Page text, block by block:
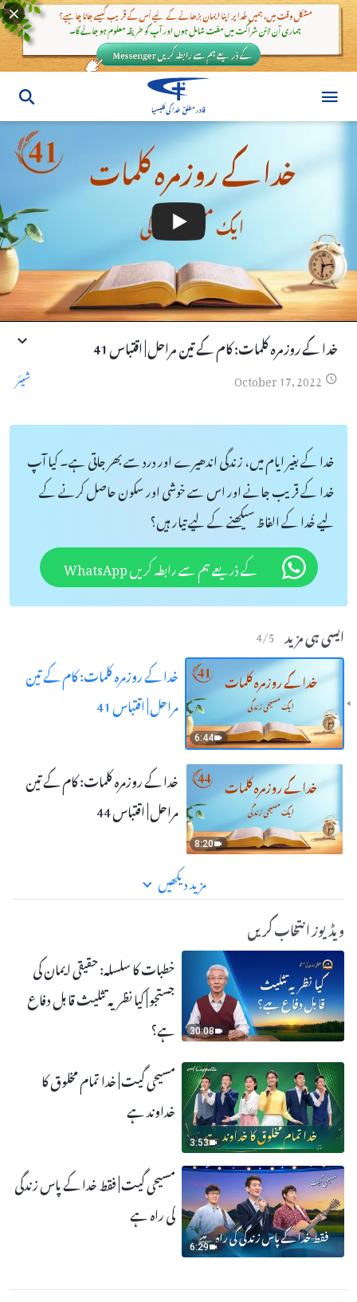
خدا کے روزمرہ کلمات: کام کے تین مراحل | اقتباس 41
October 17, 2022 شیئر
خدا کے بغیر ایام میں، زندگی اندھیرے اور درد سے بھر جاتی ہے۔ کیا آپ
خدا کے قریب جانے اور اس سے خوشی اور سکون حاصل کرنے کے
لیے خُدا کے الفاظ سیکھنے کے لیے تیار ہیں؟
کے ذریعے ہم سے رابطہ کریں WhatsApp
ایسی ہی مزید 4/5
6:44
خدا کے روزمرہ کلمات: کام کے تین
مراحل | اقتباس 41
8:20
خدا کے روزمرہ کلمات: کام کے تین
مراحل | اقتباس 44
مزید دیکھیں
ویڈیوز انتخاب کریں
30:08
خطبات کا سلسلہ: حقیقی ایمان کی
جستجو | کیا نظریہ تثلیث قابل دفاع
ہے؟
3:53
مسیحی گیت | خدا تمام مخلوق کا
خداوند ہے
6:29
مسیحی گیت | فقط خدا کے پاس زندگی
کی راہ ہے